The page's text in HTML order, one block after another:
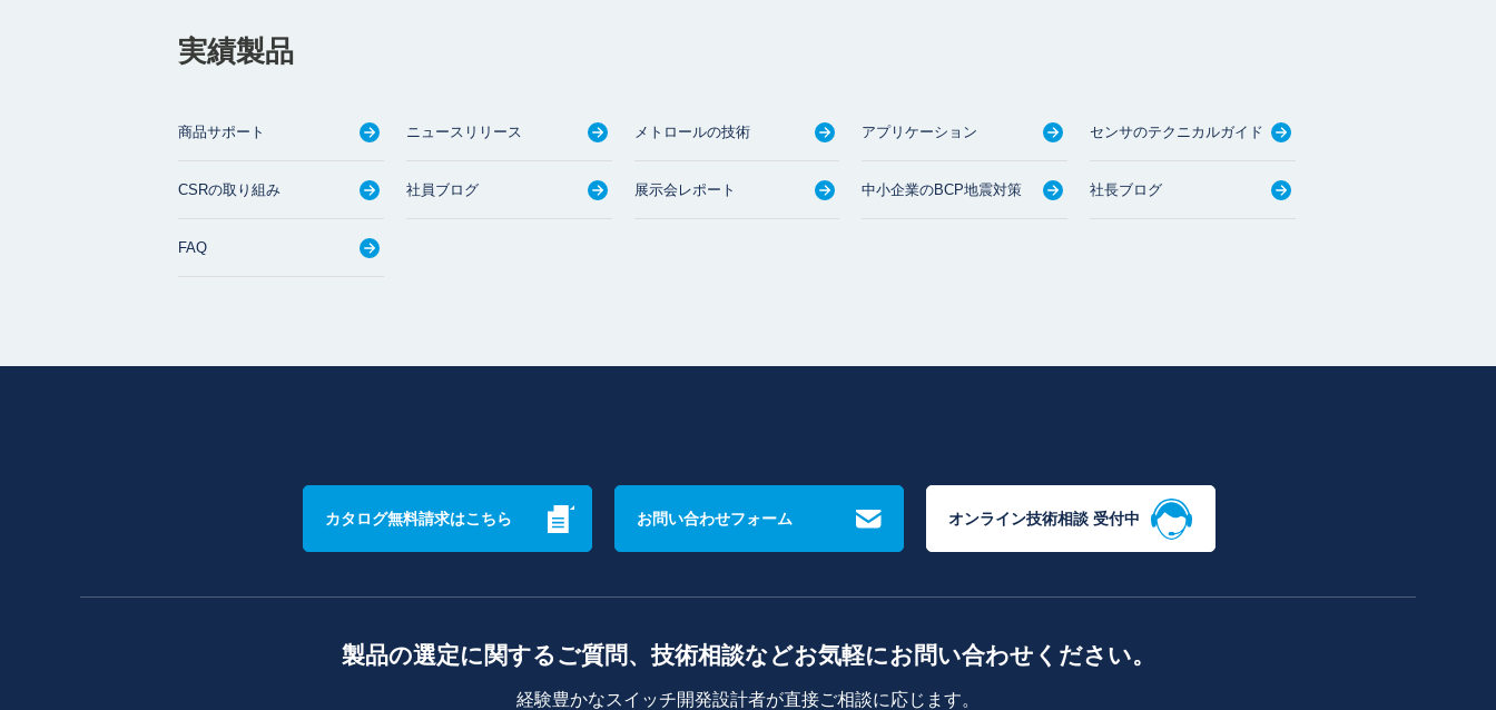
実績製品
商品サポート ニュースリリース メトロールの技術 アプリケーション センサのテクニカルガイド
CSRの取り組み 社員ブログ 展示会レポート 中小企業のBCP地震対策 社長ブログ
FAQ
カタログ無料請求はこちら お問い合わせフォーム オンライン技術相談 受付中
製品の選定に関するご質問、技術相談などお気軽にお問い合わせください。
経験豊かなスイッチ開発設計者が直接ご相談に応じます。